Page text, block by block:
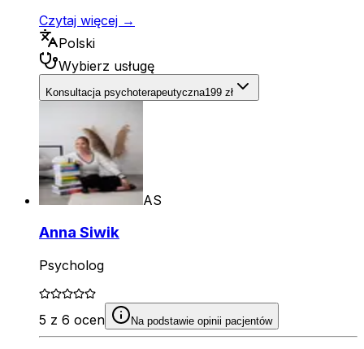
Czytaj więcej →
Polski
Wybierz usługę
Konsultacja psychoterapeutyczna199 zł
AS
Anna Siwik
Psycholog
5 z 6 ocen Na podstawie opinii pacjentów